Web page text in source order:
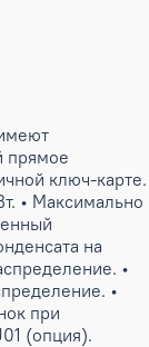
прямое
ключ-карте.
• Максимально
на
•
•
при
(опция).